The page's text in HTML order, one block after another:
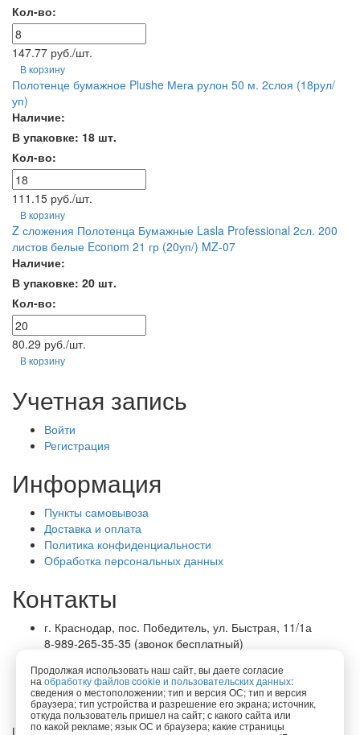
Кол-во:
147.77 руб./шт.
В корзину
Полотенце бумажное Plushe Мега рулон 50 м. 2слоя (18рул/
уп)
Наличие:
В упаковке: 18 шт.
Кол-во:
111.15 руб./шт.
В корзину
Z сложения Полотенца Бумажные Lasla Professional 2сл. 200
листов белые Econom 21 гр (20уп/) MZ-07
Наличие:
В упаковке: 20 шт.
Кол-во:
80.29 руб./шт.
В корзину
Учетная запись
Войти
Регистрация
Информация
Пункты самовывоза
Доставка и оплата
Политика конфиденциальности
Обработка персональных данных
Контакты
г. Краснодар, пос. Победитель, ул. Быстрая, 11/1а
8-989-265-35-35 (звонок бесплатный)
office@lirapack.com
Посмотреть на карте
Lirapack © 2026 Все права защищены.
Продолжая использовать наш сайт, вы даете согласие
на обработку файлов cookie и пользовательских данных:
сведения о местоположении; тип и версия ОС; тип и версия
браузера; тип устройства и разрешение его экрана; источник,
откуда пользователь пришел на сайт; с какого сайта или
по какой рекламе; язык ОС и браузера; какие страницы